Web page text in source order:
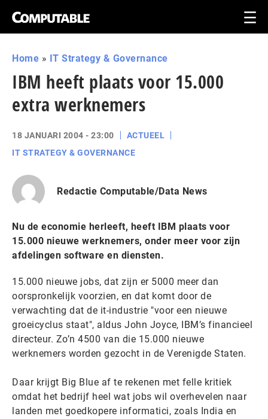
Home » IT Strategy & Governance
IBM heeft plaats voor 15.000
extra werknemers
18 JANUARI 2004 - 23:00
ACTUEEL
IT STRATEGY & GOVERNANCE
Redactie Computable/Data News
Nu de economie herleeft, heeft IBM plaats voor
15.000 nieuwe werknemers, onder meer voor zijn
afdelingen software en diensten.
15.000 nieuwe jobs, dat zijn er 5000 meer dan
oorspronkelijk voorzien, en dat komt door de
verwachting dat de it-industrie "voor een nieuwe
groeicyclus staat", aldus John Joyce, IBM’s financieel
directeur. Zo’n 4500 van die 15.000 nieuwe
werknemers worden gezocht in de Verenigde Staten.
Daar krijgt Big Blue af te rekenen met felle kritiek
omdat het bedrijf heel wat jobs wil overhevelen naar
landen met goedkopere informatici, zoals India en